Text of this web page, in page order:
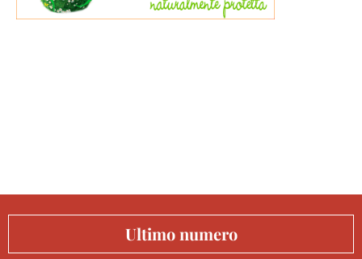
Ultimo numero